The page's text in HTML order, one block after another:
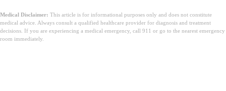
Medical Disclaimer: This article is for informational purposes only and does not constitute
medical advice. Always consult a qualified healthcare provider for diagnosis and treatment
decisions. If you are experiencing a medical emergency, call 911 or go to the nearest emergency
room immediately.